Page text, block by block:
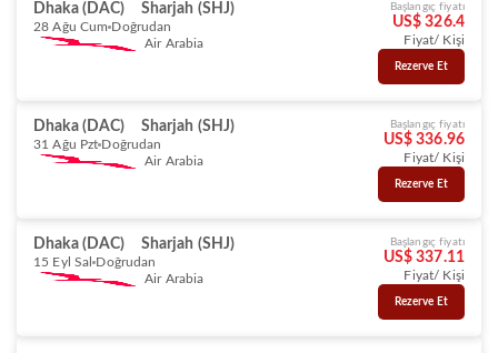
Dhaka (DAC) Sharjah (SHJ)
28 Ağu Cum Doğrudan
Air Arabia
Başlangıç fiyatı
US$ 326.4
Fiyat/ Kişi
Rezerve Et
Dhaka (DAC) Sharjah (SHJ)
31 Ağu Pzt Doğrudan
Air Arabia
Başlangıç fiyatı
US$ 336.96
Fiyat/ Kişi
Rezerve Et
Dhaka (DAC) Sharjah (SHJ)
15 Eyl Sal Doğrudan
Air Arabia
Başlangıç fiyatı
US$ 337.11
Fiyat/ Kişi
Rezerve Et